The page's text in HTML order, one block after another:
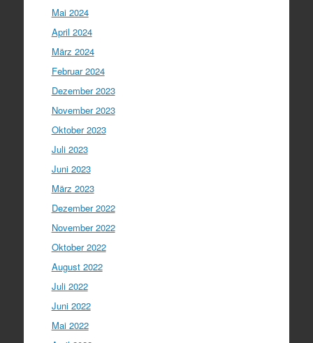
Mai 2024
April 2024
März 2024
Februar 2024
Dezember 2023
November 2023
Oktober 2023
Juli 2023
Juni 2023
März 2023
Dezember 2022
November 2022
Oktober 2022
August 2022
Juli 2022
Juni 2022
Mai 2022